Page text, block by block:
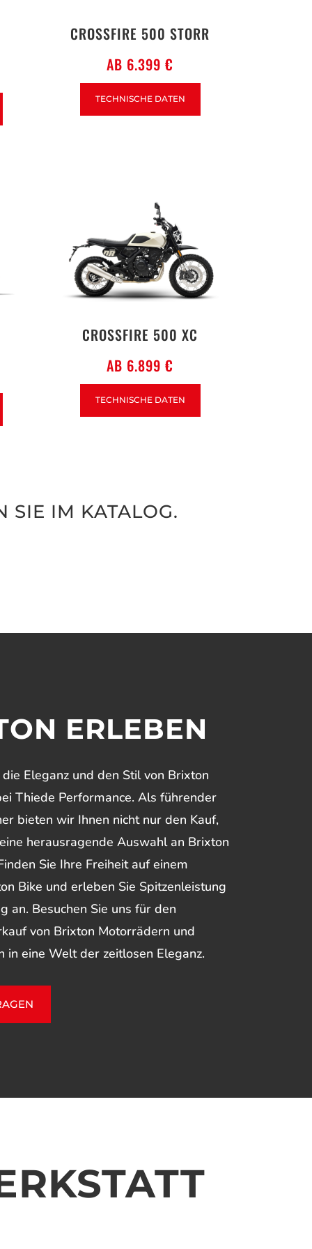
CROSSFIRE 500 STORR
AB 6.399 €
TECHNISCHE DATEN
CROSSFIRE 500 XC
AB 6.899 €
TECHNISCHE DATEN
SIE IM KATALOG.
ERLEBEN
Eleganz und den Stil von Brixton
Thiede Performance. Als führender
bieten wir Ihnen nicht nur den Kauf,
herausragende Auswahl an Brixton
Sie Ihre Freiheit auf einem
Bike und erleben Sie Spitzenleistung
an. Besuchen Sie uns für den
von Brixton Motorrädern und
in eine Welt der zeitlosen Eleganz.